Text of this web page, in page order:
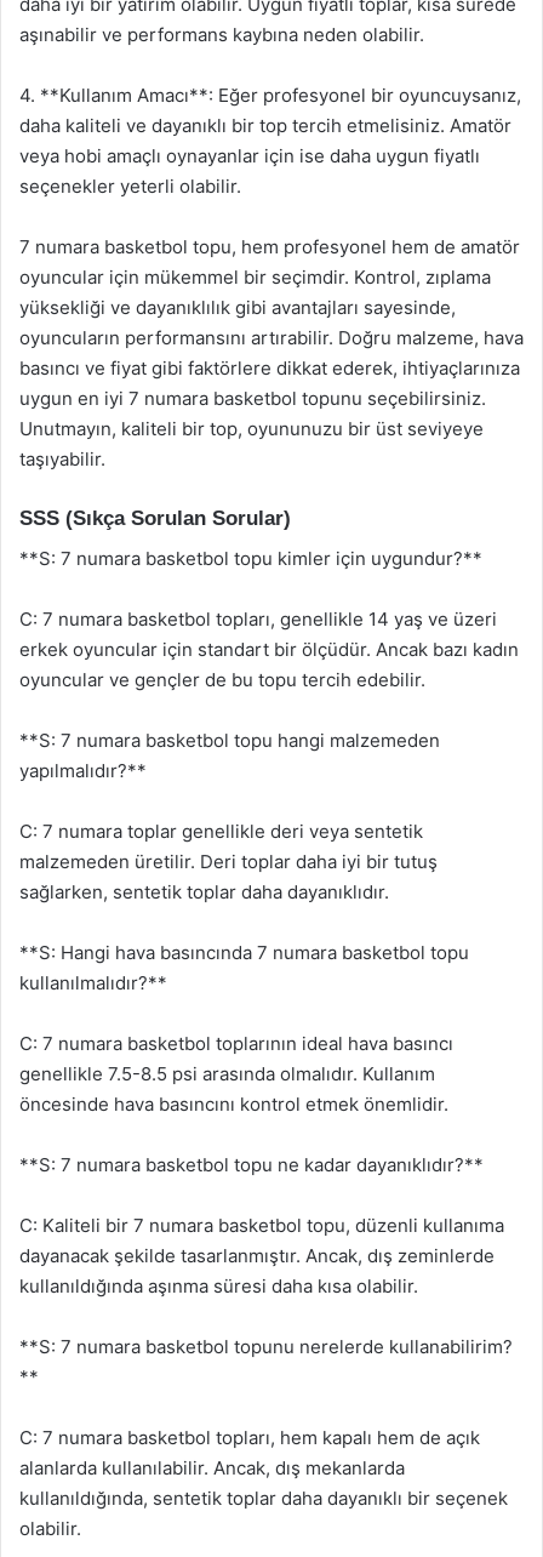
aşınabilir ve performans kaybına neden olabilir.
4. **Kullanım Amacı**: Eğer profesyonel bir oyuncuysanız,
daha kaliteli ve dayanıklı bir top tercih etmelisiniz. Amatör
veya hobi amaçlı oynayanlar için ise daha uygun fiyatlı
seçenekler yeterli olabilir.
7 numara basketbol topu, hem profesyonel hem de amatör
oyuncular için mükemmel bir seçimdir. Kontrol, zıplama
yüksekliği ve dayanıklılık gibi avantajları sayesinde,
oyuncuların performansını artırabilir. Doğru malzeme, hava
basıncı ve fiyat gibi faktörlere dikkat ederek, ihtiyaçlarınıza
uygun en iyi 7 numara basketbol topunu seçebilirsiniz.
Unutmayın, kaliteli bir top, oyununuzu bir üst seviyeye
taşıyabilir.
SSS (Sıkça Sorulan Sorular)
**S: 7 numara basketbol topu kimler için uygundur?**
C: 7 numara basketbol topları, genellikle 14 yaş ve üzeri
erkek oyuncular için standart bir ölçüdür. Ancak bazı kadın
oyuncular ve gençler de bu topu tercih edebilir.
**S: 7 numara basketbol topu hangi malzemeden
yapılmalıdır?**
C: 7 numara toplar genellikle deri veya sentetik
malzemeden üretilir. Deri toplar daha iyi bir tutuş
sağlarken, sentetik toplar daha dayanıklıdır.
**S: Hangi hava basıncında 7 numara basketbol topu
kullanılmalıdır?**
C: 7 numara basketbol toplarının ideal hava basıncı
genellikle 7.5-8.5 psi arasında olmalıdır. Kullanım
öncesinde hava basıncını kontrol etmek önemlidir.
**S: 7 numara basketbol topu ne kadar dayanıklıdır?**
C: Kaliteli bir 7 numara basketbol topu, düzenli kullanıma
dayanacak şekilde tasarlanmıştır. Ancak, dış zeminlerde
kullanıldığında aşınma süresi daha kısa olabilir.
**S: 7 numara basketbol topunu nerelerde kullanabilirim?
**
C: 7 numara basketbol topları, hem kapalı hem de açık
alanlarda kullanılabilir. Ancak, dış mekanlarda
kullanıldığında, sentetik toplar daha dayanıklı bir seçenek
olabilir.